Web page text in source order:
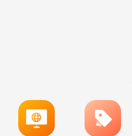
新区单日助力活动